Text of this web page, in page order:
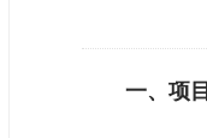
一、项